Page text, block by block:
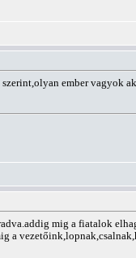
ember vagyok
mig a fiatalok